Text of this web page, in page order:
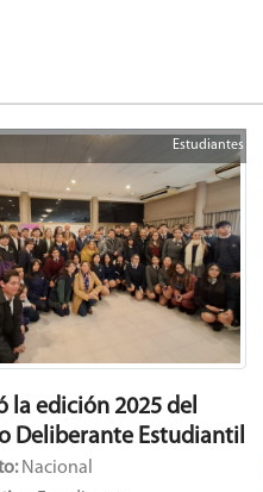
Estudiantes
la edición 2025 del
Deliberante Estudiantil
Nacional